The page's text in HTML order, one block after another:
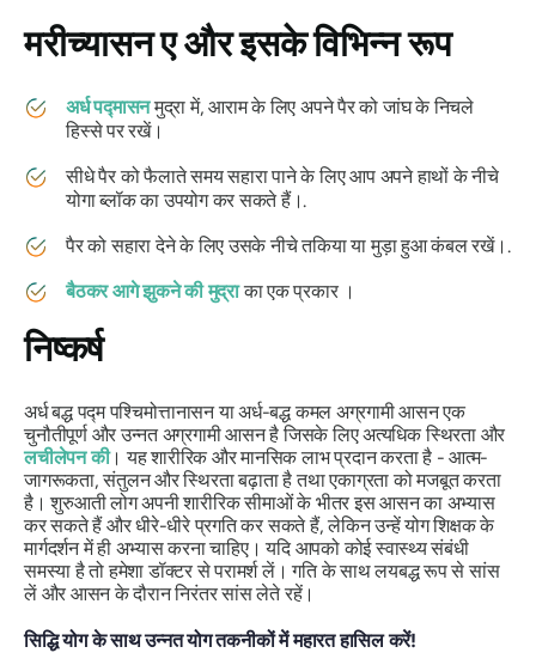
मरीच्यासनए और इसके विभिन्न रूप
अर्ध पद्मासनमुद्रा में, आराम के लिए अपने पैर को जांघ के निचले
हिस्से पर रखें।
सीधे पैर को फैलाते समय सहारा पाने के लिए आप अपने हाथों के नीचे
योगा ब्लॉक का उपयोग कर सकते हैं।.
पैर को सहारा देने के लिए उसके नीचे तकिया या मुड़ा हुआ कंबल रखें।.
बैठकर आगे झुकने की मुद्राका एक प्रकार ।
निष्कर्ष
अर्ध बद्ध पद्म पश्चिमोत्तानासन या अर्ध-बद्ध कमल अग्रगामी आसन एक
चुनौतीपूर्ण और उन्नत अग्रगामी आसन है जिसके लिए अत्यधिक स्थिरता और
लचीलेपन की। यह शारीरिक और मानसिक लाभ प्रदान करता है - आत्म-
जागरूकता, संतुलन और स्थिरता बढ़ाता है तथा एकाग्रता को मजबूत करता
है। शुरुआती लोग अपनी शारीरिक सीमाओं के भीतर इस आसन का अभ्यास
कर सकते हैं और धीरे-धीरे प्रगति कर सकते हैं, लेकिन उन्हें योग शिक्षक के
मार्गदर्शन में ही अभ्यास करना चाहिए। यदि आपको कोई स्वास्थ्य संबंधी
समस्या है तो हमेशा डॉक्टर से परामर्श लें। गति के साथ लयबद्ध रूप से सांस
लें और आसन के दौरान निरंतर सांस लेते रहें।
सिद्धि योग के साथ उन्नत योग तकनीकों में महारत हासिल करें!